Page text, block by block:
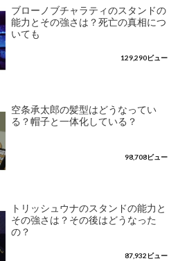
ブローノブチャラティのスタンドの
能力とその強さは？死亡の真相につ
いても
129,290ビュー
空条承太郎の髪型はどうなってい
る？帽子と一体化している？
98,708ビュー
トリッシュウナのスタンドの能力と
その強さは？その後はどうなった
の？
87,932ビュー